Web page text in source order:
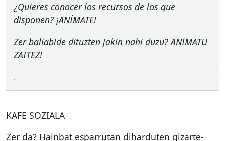
¿Quieres conocer los recursos de los que
disponen? ¡ANÍMATE!
Zer baliabide dituzten jakin nahi duzu?ANIMATU
ZAITEZ!
.
KAFE SOZIALA
Zer da? Hainbat esparrutan diharduten gizarte-